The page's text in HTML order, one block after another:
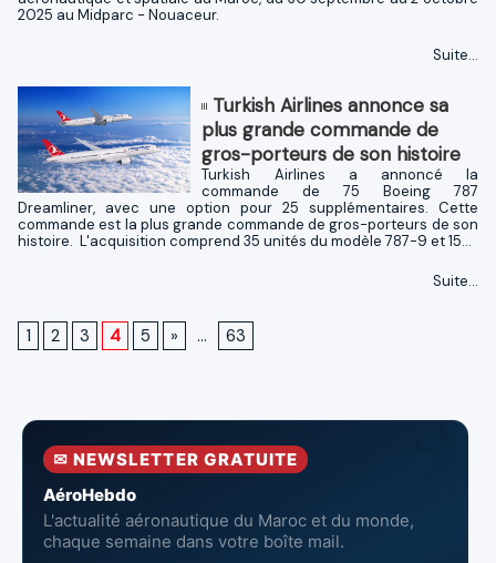
2025 au Midparc - Nouaceur.
Suite...
Turkish Airlines annonce sa
plus grande commande de
gros-porteurs de son histoire
Turkish Airlines a annoncé la
commande de 75 Boeing 787
Dreamliner, avec une option pour 25 supplémentaires. Cette
commande est la plus grande commande de gros-porteurs de son
histoire. L'acquisition comprend 35 unités du modèle 787-9 et 15...
Suite...
1 2 3 4 5 » ... 63
✉ NEWSLETTER GRATUITE
AéroHebdo
L'actualité aéronautique du Maroc et du monde,
chaque semaine dans votre boîte mail.